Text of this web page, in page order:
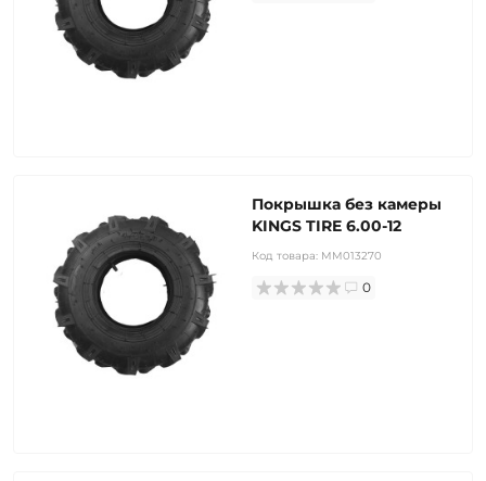
Покрышка без камеры
KINGS TIRE 6.00-12
Код товара: MM013270
0